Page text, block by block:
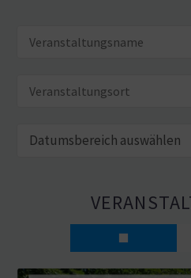
Datumsbereich auswählen